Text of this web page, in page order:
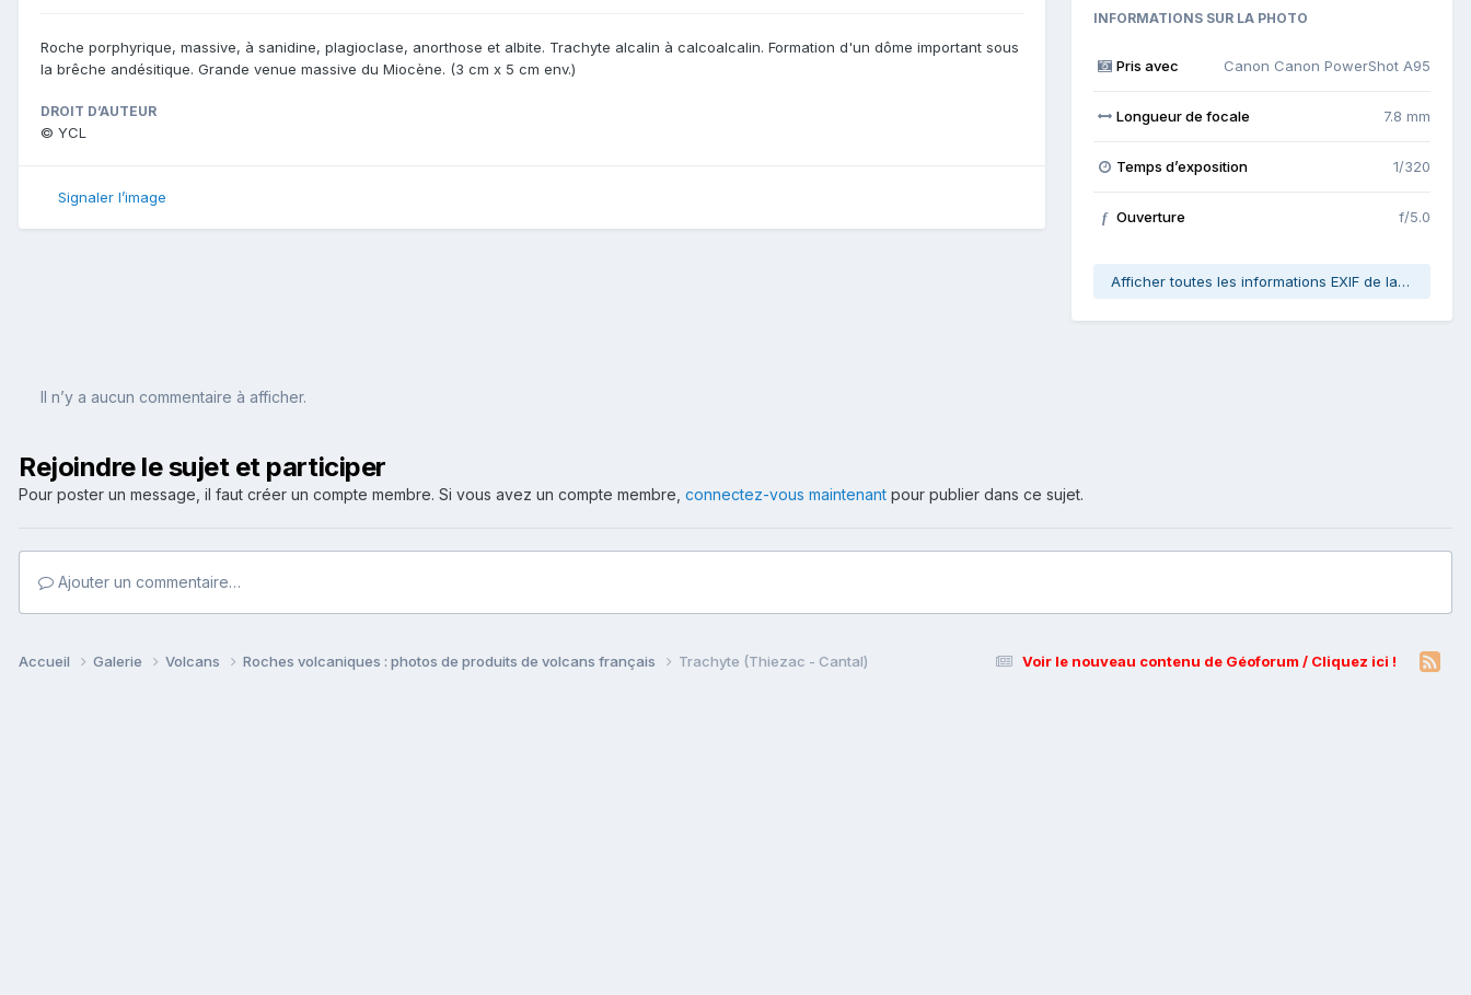
Roche porphyrique, massive, à sanidine, plagioclase, anorthose et albite. Trachyte alcalin à calcoalcalin. Formation d'un dôme important sous
la brêche andésitique. Grande venue massive du Miocène. (3 cm x 5 cm env.)
DROIT D’AUTEUR
© YCL
Signaler l’image
INFORMATIONS SUR LA PHOTO
Pris avec Canon Canon PowerShot A95
Longueur de focale 7.8 mm
Temps d’exposition 1/320
f Ouverture f/5.0
Afficher toutes les informations EXIF de la photo
Il n’y a aucun commentaire à afficher.
Rejoindre le sujet et participer
Pour poster un message, il faut créer un compte membre. Si vous avez un compte membre, connectez-vous maintenant pour publier dans ce sujet.
Ajouter un commentaire…
Voir le nouveau contenu de Géoforum / Cliquez ici !
Accueil Galerie Volcans Roches volcaniques : photos de produits de volcans français Trachyte (Thiezac - Cantal)